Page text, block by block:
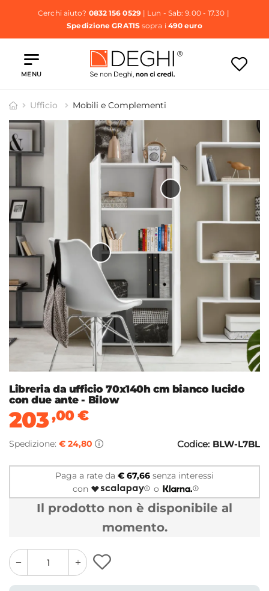
Cerchi aiuto? 0832 156 0529| Lun - Sab: 9.00 - 17.30 |
Spedizione GRATISsopra i 490 euro
MENU
Ufficio Mobili e Complementi
Libreria da ufficio 70x140h cm bianco lucido
con due ante - Bilow
203,00€
Spedizione: € 24,80 Codice: BLW-L7BL
Paga a rate da € 67,66 senza interessi
con
o
Il prodotto non è disponibile al
momento.
quantity
button
quantity
minus
button